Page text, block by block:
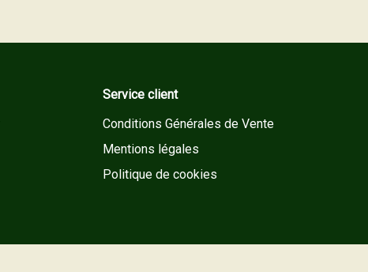
Service client
Conditions Générales de Vente
Mentions légales
Politique de cookies